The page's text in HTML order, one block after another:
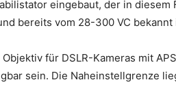
eingebaut, der in diesem
bereits vom 28-300 VC bekannt
für DSLR-Kameras mit
sein. Die Naheinstellgrenze